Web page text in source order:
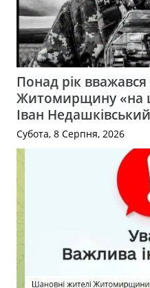
Понад рік
Житомирщину «на
Іван Недашківський
Субота, 8 Серпня, 2026